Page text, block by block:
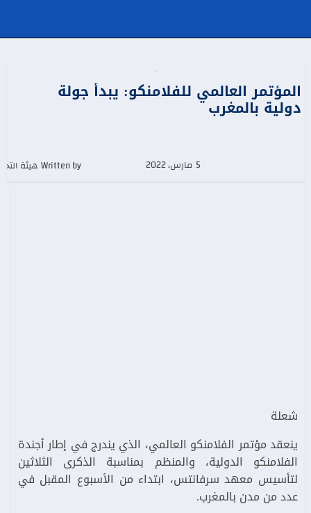
المؤتمر العالمي للفلامنكو: يبدأ جولة
دولية بالمغرب
5 مارس، 2022 Written by هيئة التحرير
شعلة
ينعقد مؤتمر الفلامنكو العالمي، الذي يندرج في إطار أجندة
الفلامنكو الدولية، والمنظم بمناسبة الذكرى الثلاثين
لتأسيس معهد سرفانتس، ابتداء من الأسبوع المقبل في
عدد من مدن بالمغرب.